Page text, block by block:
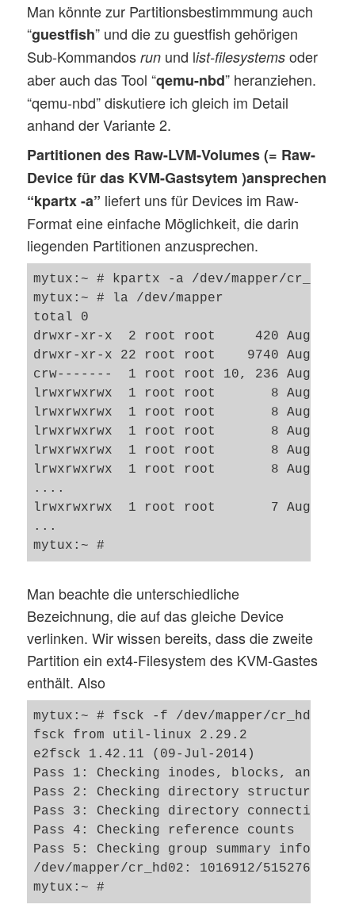
Man könnte zur Partitionsbestimmmung auch
“guestfish” und die zu guestfish gehörigen
Sub-Kommandosrun und list-filesystems oder
aber auch das Tool “qemu-nbd” heranziehen.
“qemu-nbd” diskutiere ich gleich im Detail
anhand der Variante 2.
Partitionen des Raw-LVM-Volumes (= Raw-
Device für das KVM-Gastsytem )ansprechen
“kpartx -a” liefert uns für Devices im Raw-
Format eine einfache Möglichkeit, die darin
liegenden Partitionen anzusprechen.
mytux:~ # kpartx -a /dev/mapper/cr_hd0
mytux:~ # la /dev/mapper
total 0
drwxr-xr-x  2 root root     420 Aug  6
drwxr-xr-x 22 root root    9740 Aug  6
crw-------  1 root root 10, 236 Aug  6
lrwxrwxrwx  1 root root       8 Aug  6
lrwxrwxrwx  1 root root       8 Aug  6
lrwxrwxrwx  1 root root       8 Aug  6
lrwxrwxrwx  1 root root       8 Aug  6
lrwxrwxrwx  1 root root       8 Aug  6
....
lrwxrwxrwx  1 root root       7 Aug  6
...
Man beachte die unterschiedliche
Bezeichnung, die auf das gleiche Device
verlinken. Wir wissen bereits, dass die zweite
Partition ein ext4-Filesystem des KVM-Gastes
enthält. Also
mytux:~ # fsck -f /dev/mapper/cr_hd02
fsck from util-linux 2.29.2
e2fsck 1.42.11 (09-Jul-2014)
Pass 1: Checking inodes, blocks, and
Pass 2: Checking directory structure
Pass 3: Checking directory connectivity
Pass 4: Checking reference counts
Pass 5: Checking group summary
/dev/mapper/cr_hd02: 1016912/5152768